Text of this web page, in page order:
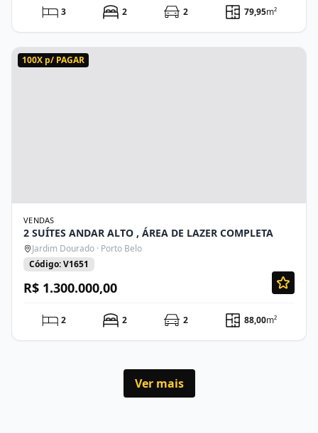
3 2 2 79,95m²
100X p/ PAGAR
VENDAS
2 SUÍTES ANDAR ALTO , ÁREA DE LAZER COMPLETA
Jardim Dourado · Porto Belo
Código: V1651
R$ 1.300.000,00
2 2 2 88,00m²
Ver mais